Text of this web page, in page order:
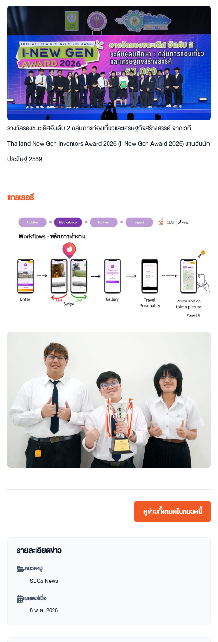
รางวัลรองชนะเลิศอันดับ 2 กลุ่มการท่องเที่ยวและเศรษฐกิจสร้างสรรค์ จากเวที
Thailand New Gen Inventors Award 2026 (I-New Gen Award 2026) งานวันนัก
ประดิษฐ์ 2569
แกลเลอรี
ดูข่าวทั้งหมดในหมวดนี้
รายละเอียดข่าว
หมวดหมู่
SDGs News
เผยแพร่เมื่อ
8 พ.ค. 2026